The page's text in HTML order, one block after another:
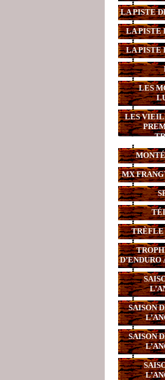
LA PISTE
LA PISTE
LA PISTE
LES
LES
MX
TRÈFLE
D’ENDURO
SAISON
SAISON